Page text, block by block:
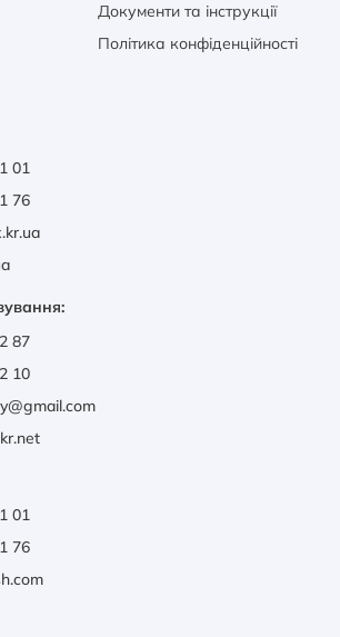
Документи та інструкції
Політика конфіденційності
01
76
87
10
01
76